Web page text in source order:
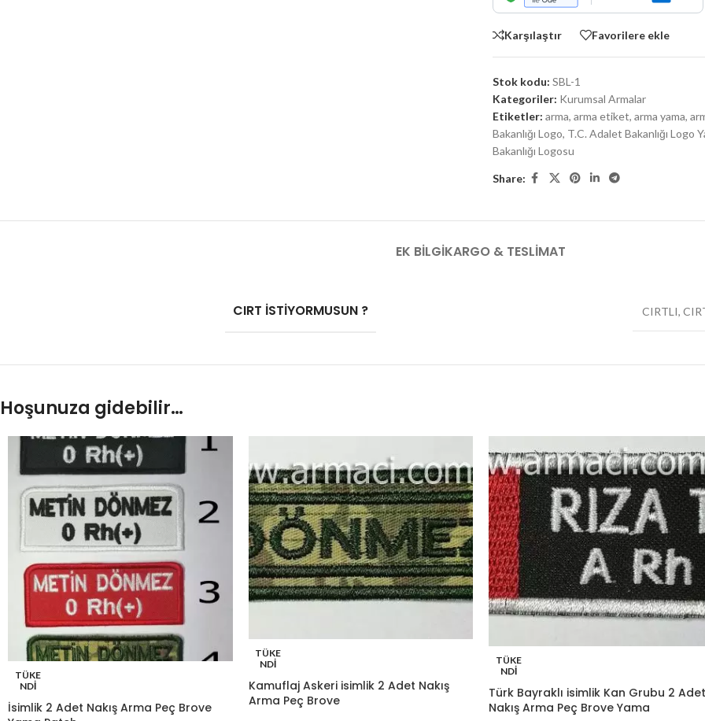
Karşılaştır Favorilere ekle
Stok kodu: SBL-1
Kategoriler: Kurumsal Armalar
Etiketler: arma, arma etiket, arma yama,
Bakanlığı Logo, T.C. Adalet Bakanlığı Logo
Bakanlığı Logosu
Share:
EK BILGIKARGO & TESLIMAT
CIRT İSTİYORMUSUN ? CIRTLI,
Hoşunuza gidebilir…
TÜKE
NDI
İsimlik 2 Adet Nakış Arma Peç Brove
TÜKE
NDI
Kamuflaj Askeri isimlik 2 Adet Nakış
Arma Peç Brove
TÜKE
NDI
Türk Bayraklı isimlik Kan Grubu 2 Adet
Nakış Arma Peç Brove Yama